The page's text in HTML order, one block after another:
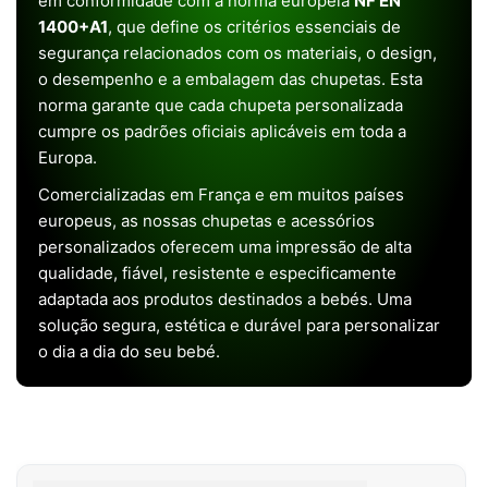
1400+A1, que define os critérios essenciais de
segurança relacionados com os materiais, o design,
o desempenho e a embalagem das chupetas. Esta
norma garante que cada chupeta personalizada
cumpre os padrões oficiais aplicáveis em toda a
Europa.
Comercializadas em França e em muitos países
europeus, as nossas chupetas e acessórios
personalizados oferecem uma impressão de alta
qualidade, fiável, resistente e especificamente
adaptada aos produtos destinados a bebés. Uma
solução segura, estética e durável para personalizar
o dia a dia do seu bebé.